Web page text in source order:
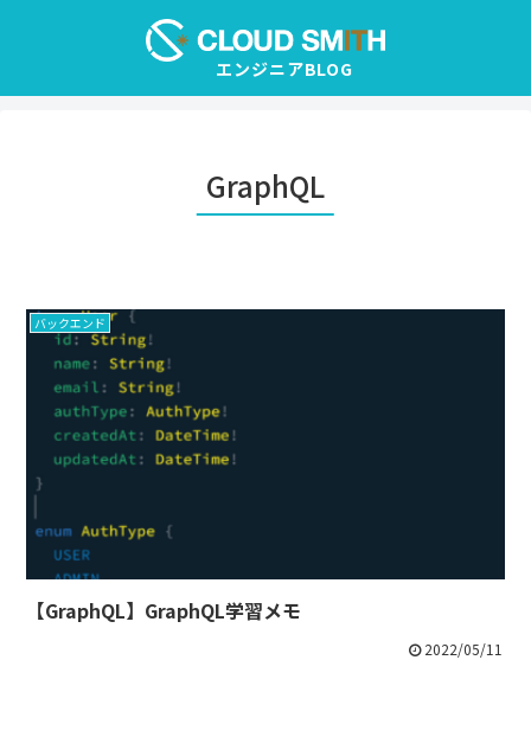
GraphQL
バックエンド
【GraphQL】GraphQL学習メモ
2022/05/11